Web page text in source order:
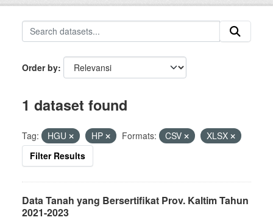
Order by
1 dataset found
Tag: HGU HP Formats: CSV
XLSX
Filter Results
Data Tanah yang Bersertifikat Prov. Kaltim Tahun
2021-2023